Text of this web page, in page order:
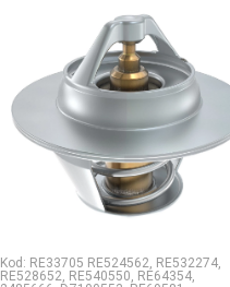
Kod: RE33705 RE524562, RE532274,
RE528652, RE540550, RE64354,